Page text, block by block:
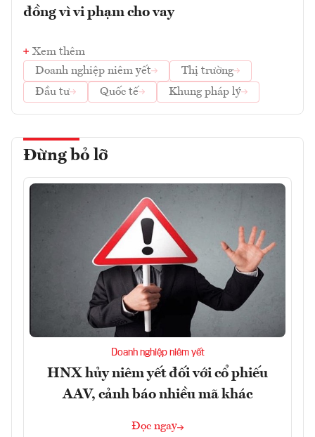
đồng vì vi phạm cho vay
Xem thêm
Doanh nghiệp niêm yết
Thị trường
Đầu tư
Quốc tế Khung pháp lý
Đừng bỏ lỡ
Doanh nghiệp niêm yết
HNX hủy niêm yết đối với cổ phiếu
AAV, cảnh báo nhiều mã khác
Đọc ngay